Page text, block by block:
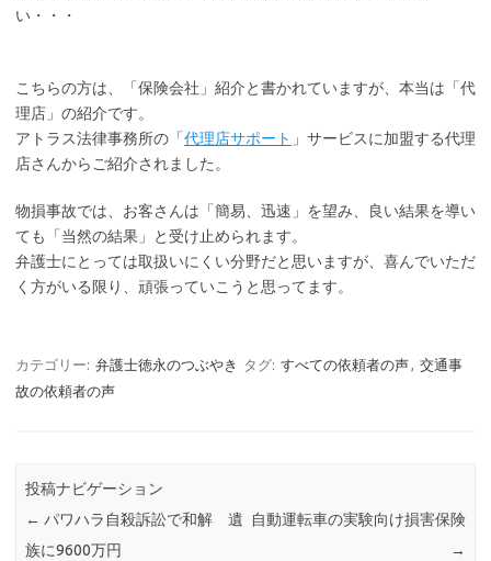
い・・・
こちらの方は、「保険会社」紹介と書かれていますが、本当は「代
理店」の紹介です。
アトラス法律事務所の「代理店サポート 」サービスに加盟する代理
店さんからご紹介されました。
物損事故では、お客さんは「簡易、迅速」を望み、良い結果を導い
ても「当然の結果」と受け止められます。
弁護士にとっては取扱いにくい分野だと思いますが、喜んでいただ
く方がいる限り、頑張っていこうと思ってます。
カテゴリー: 弁護士徳永のつぶやき タグ: すべての依頼者の声, 交通事
故の依頼者の声
投稿ナビゲーション
← パワハラ自殺訴訟で和解 遺
族に9600万円
自動運転車の実験向け損害保険
→